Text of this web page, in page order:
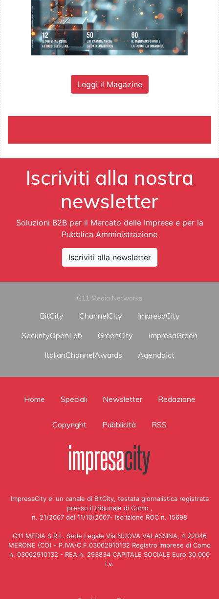
Leggi il Magazine
Iscriviti alla nostra
newsletter
Soluzioni B2B per il Mercato delle Imprese e per la
Pubblica Amministrazione
Iscriviti alla newsletter
G11 Media Networks
BitCity ChannelCity
ImpresaCity
SecurityOpenLab
GreenCity
ImpresaGreen
ItalianChannelAwards
AgendaIct
Home Speciali Newsletter Redazione
Copyright Pubblicità RSS
ImpresaCity e' un canale di BitCity, testata giornalistica registrata
presso il tribunale di Como ,
n. 21/2007 del 11/10/2007- Iscrizione ROC n. 15698
G11 MEDIA S.R.L. Sede Legale Via NUOVA VALASSINA, 4 22046
MERONE (CO) - P.IVA/C.F.03062910132 Registro imprese di Como
n. 03062910132 - REA n. 293834 CAPITALE SOCIALE Euro 30.000
i.v.